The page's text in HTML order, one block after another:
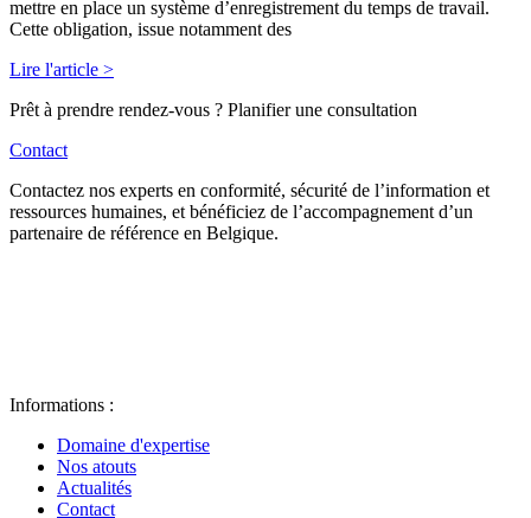
mettre en place un système d’enregistrement du temps de travail.
Cette obligation, issue notamment des
Lire l'article >
Prêt à prendre rendez-vous ? Planifier une consultation
Contact
Contactez nos experts en conformité, sécurité de l’information et
ressources humaines, et bénéficiez de l’accompagnement d’un
partenaire de référence en Belgique.
Informations :
Domaine d'expertise
Nos atouts
Actualités
Contact